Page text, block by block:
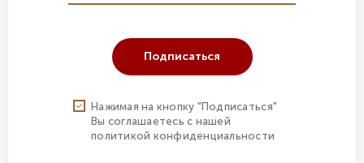
Подписаться
Нажимая на кнопку "Подписаться"
Вы соглашаетесь с нашей
политикой конфиденциальности